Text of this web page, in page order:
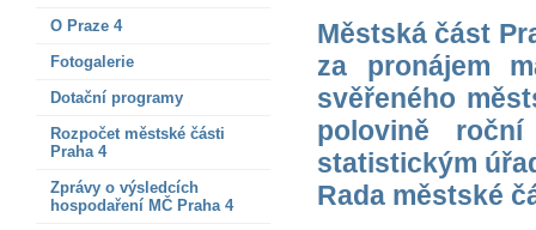
O Praze 4
Fotogalerie
Dotační programy
Rozpočet městské části
Praha 4
Zprávy o výsledcích
hospodaření MČ Praha 4
Městská část
za pronájem
svěřeného
polovině
statistickým
Rada městské